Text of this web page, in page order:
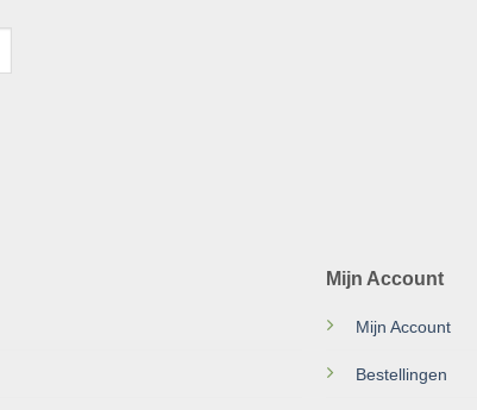
Mijn Account
Mijn Account
Bestellingen